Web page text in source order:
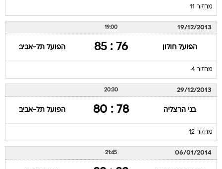
19/12/2013
הפועל חולון 76 : 85 הפועל תל-אביב
מחזור 4
29/12/2013
בני הרצליה 78 : 80 הפועל תל-אביב
מחזור 12
06/01/2014
הפועל תל-אביב 89 : 82 הפועל אילת